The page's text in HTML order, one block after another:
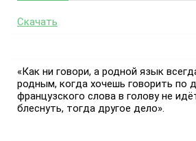
Скачать
«Как ни говори, а родной язык
родным, когда хочешь говорить по
французского слова в голову не
блеснуть, тогда другое дело».